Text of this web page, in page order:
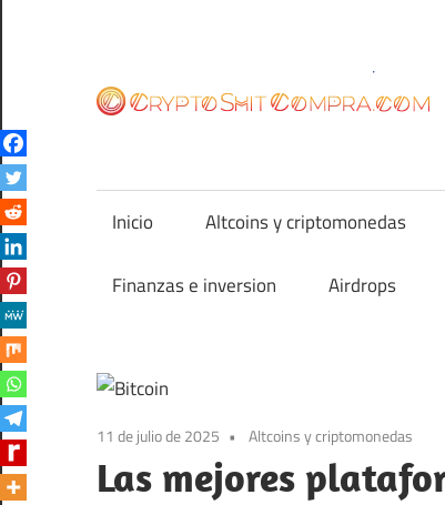
Inicio Altcoins y criptomonedas
Finanzas e inversion Airdrops
11 de julio de 2025 Altcoins y criptomonedas
Las mejores